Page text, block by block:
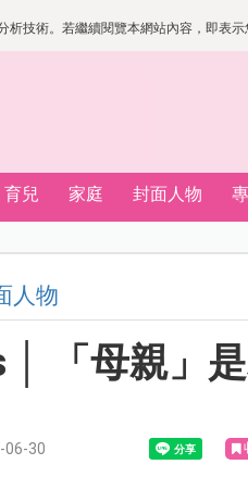
析技術。若繼續閱覽本網站內容，即表
育兒 家庭 封面人物
人物
│ 「母親」
06-30